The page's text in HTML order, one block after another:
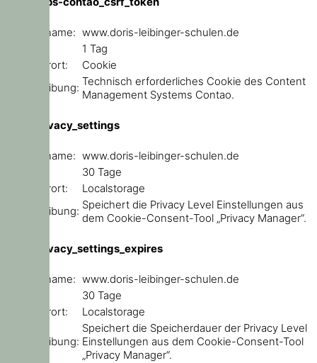
Domainname: www.doris-leibinger-schulen.de
1 Tag
Speicherort:
Cookie
Beschreibung: Technisch erforderliches Cookie des Content
Management Systems Contao.
user_privacy_settings
Domainname: www.doris-leibinger-schulen.de
30 Tage
Speicherort:
Localstorage
Beschreibung: Speichert die Privacy Level Einstellungen aus
dem Cookie-Consent-Tool „Privacy Manager“.
user_privacy_settings_expires
Domainname: www.doris-leibinger-schulen.de
30 Tage
Speicherort:
Localstorage
Beschreibung:
Speichert die Speicherdauer der Privacy Level
Einstellungen aus dem Cookie-Consent-Tool
„Privacy Manager“.